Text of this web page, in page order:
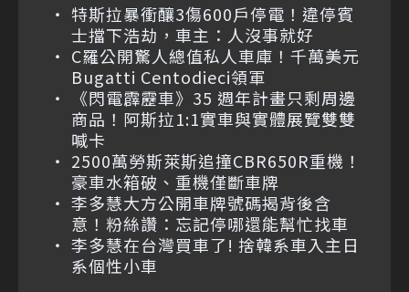
特斯拉暴衝釀3傷600戶停電！違停賓
士擋下浩劫，車主：人沒事就好
C羅公開驚人總值私人車庫！千萬美元
Bugatti Centodieci領軍
《閃電霹靂車》35 週年計畫只剩周邊
商品！阿斯拉1:1實車與實體展覽雙雙
喊卡
2500萬勞斯萊斯追撞CBR650R重機！
豪車水箱破、重機僅斷車牌
李多慧大方公開車牌號碼揭背後含
意！粉絲讚：忘記停哪還能幫忙找車
李多慧在台灣買車了! 捨韓系車入主日
系個性小車